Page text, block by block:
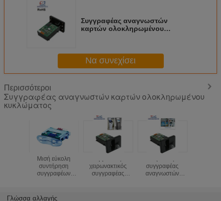
Συγγραφέας αναγνωστών
καρτών ολοκληρωμένου
έξυπνων καρτών του ATM
Να συνεχίσει
Περισσότεροι
Συγγραφέας αναγνωστών καρτών ολοκληρωμένου
κυκλώματος
Μισή εύκολη
συντήρηση
συγγραφέων
ολοκληρωμένου
χειρωνακτικός
συγγραφέας
συγγραφέας
αναγνωστών
Γλώσσα αλλαγής